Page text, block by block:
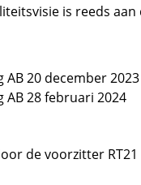
is reeds
20 december 2023
AB 28 februari 2024
de voorzitter